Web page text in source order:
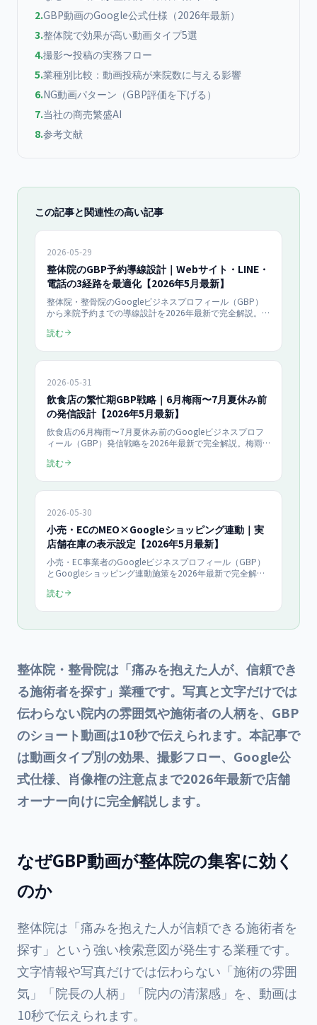
2.GBP動画のGoogle公式仕様（2026年最新）
3.整体院で効果が高い動画タイプ5選
4.撮影〜投稿の実務フロー
5.業種別比較：動画投稿が来院数に与える影響
6.NG動画パターン（GBP評価を下げる）
7.当社の商売繁盛AI
8.参考文献
この記事と関連性の高い記事
2026-05-29
整体院のGBP予約導線設計｜Webサイト・LINE・
電話の3経路を最適化【2026年5月最新】
整体院・整骨院のGoogleビジネスプロフィール（GBP）
から来院予約までの導線設計を2026年最新で完全解説。
け、Reserve with Google連携、コンバージョン率比較、予
読む
2026-05-31
飲食店の繁忙期GBP戦略｜6月梅雨〜7月夏休み前
の発信設計【2026年5月最新】
飲食店の6月梅雨〜7月夏休み前のGoogleビジネスプロフ
ィール（GBP）発信戦略を2026年最新で完全解説。梅雨
ー訴求、雨の日対応、テラス席アピールなど業態別の集客
読む
2026-05-30
小売・ECのMEO×Googleショッピング連動｜実
店舗在庫の表示設定【2026年5月最新】
小売・EC事業者のGoogleビジネスプロフィール（GBP）
とGoogleショッピング連動施策を2026年最新で完全解
携、ローカル在庫広告（LIA）、来店型ECの売上+72%実証
読む
整体院・整骨院は「痛みを抱えた人が、信頼でき
る施術者を探す」業種です。写真と文字だけでは
伝わらない院内の雰囲気や施術者の人柄を、GBP
のショート動画は10秒で伝えられます。本記事で
は動画タイプ別の効果、撮影フロー、Google公
式仕様、肖像権の注意点まで2026年最新で店舗
オーナー向けに完全解説します。
なぜGBP動画が整体院の集客に効く
のか
整体院は「痛みを抱えた人が信頼できる施術者を
探す」という強い検索意図が発生する業種です。
文字情報や写真だけでは伝わらない「施術の雰囲
気」「院長の人柄」「院内の清潔感」を、動画は
10秒で伝えられます。